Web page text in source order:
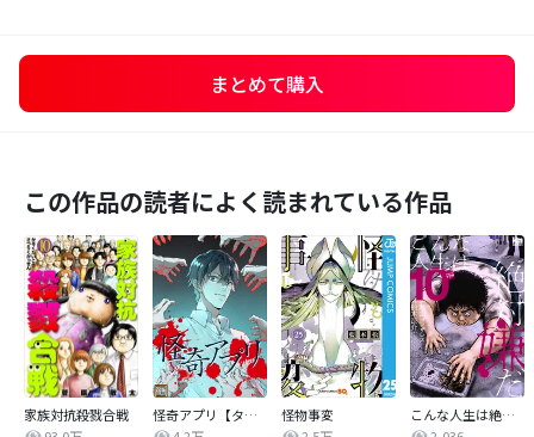
まとめて購入
この作品の読者によく読まれている作品
家族対抗殺戮合戦
怪奇アプリ【タテヨミ】
怪物事変
こんな人生は絶対嫌だ